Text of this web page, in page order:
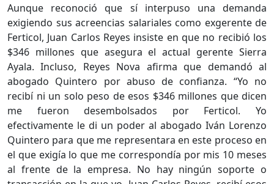
Aunque reconoció que sí interpuso una demanda
exigiendo sus acreencias salariales como exgerente de
Ferticol, Juan Carlos Reyes insiste en que no recibió los
$346 millones que asegura el actual gerente Sierra
Ayala. Incluso, Reyes Nova afirma que demandó al
abogado Quintero por abuso de confianza. “Yo no
recibí ni un solo peso de esos $346 millones que dicen
me fueron desembolsados por Ferticol. Yo
efectivamente le di un poder al abogado Iván Lorenzo
Quintero para que me representara en este proceso en
el que exigía lo que me correspondía por mis 10 meses
al frente de la empresa. No hay ningún soporte o